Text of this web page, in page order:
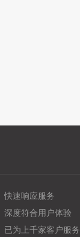
快速响应服务
深度符合用户体验
已为上千家客户服务